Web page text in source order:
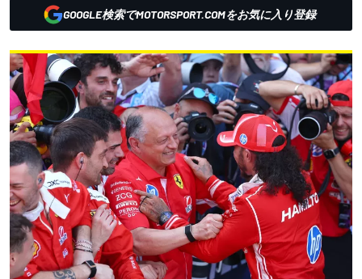
GOOGLE検索でMOTORSPORT.COMをお気に入り登録